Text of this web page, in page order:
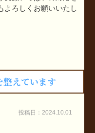
よろしくお願いいたし
えています
投稿日：2024.10.01